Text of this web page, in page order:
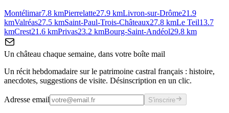
Montélimar7.8 kmPierrelatte27.9 kmLivron-sur-Drôme21.9
kmValréas27.5 kmSaint-Paul-Trois-Châteaux27.8 kmLe Teil13.7
kmCrest21.6 kmPrivas23.2 kmBourg-Saint-Andéol29.8 km
Un château chaque semaine, dans votre boîte mail
Un récit hebdomadaire sur le patrimoine castral français : histoire,
anecdotes, suggestions de visite. Désinscription en un clic.
Adresse email S'inscrire